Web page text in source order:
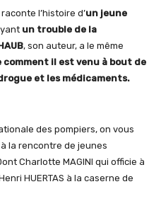
raconte l’histoire d’un jeune
un trouble de la
, son auteur, a le même
comment il est venu à bout de
et les médicaments.
des pompiers, on vous
à la rencontre de jeunes
Charlotte MAGINI qui officie à
HUERTAS à la caserne de